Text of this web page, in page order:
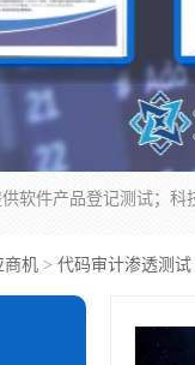
商机 > 代码审计渗透测试